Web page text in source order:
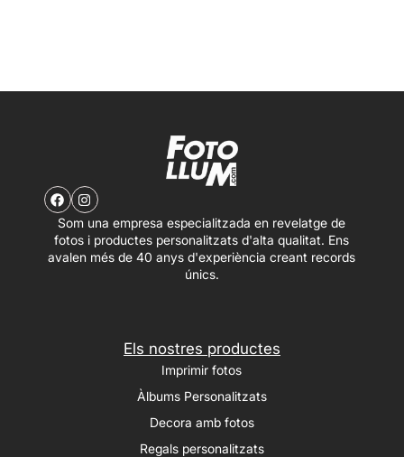
Som una empresa especialitzada en revelatge de
fotos i productes personalitzats d'alta qualitat. Ens
avalen més de 40 anys d'experiència creant records
únics.
Els nostres productes
Imprimir fotos
Àlbums Personalitzats
Decora amb fotos
Regals personalitzats